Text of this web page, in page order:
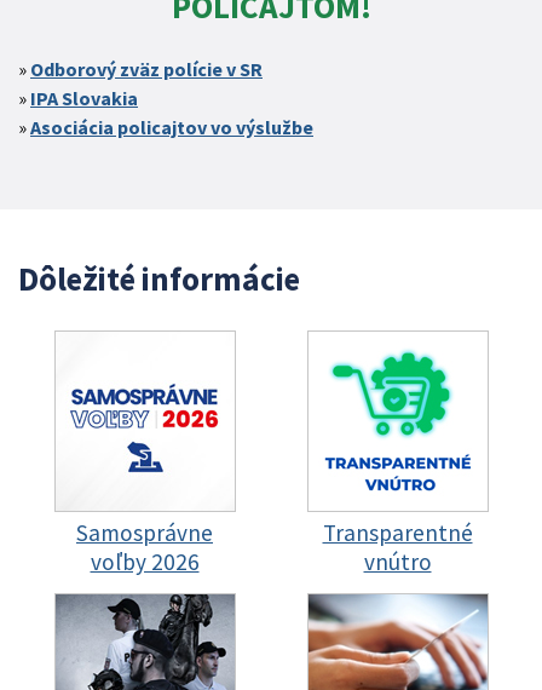
Odborový zväz polície v SR
IPA Slovakia
Asociácia policajtov vo výslužbe
Dôležité informácie
Samosprávne
voľby 2026
Transparentné
vnútro